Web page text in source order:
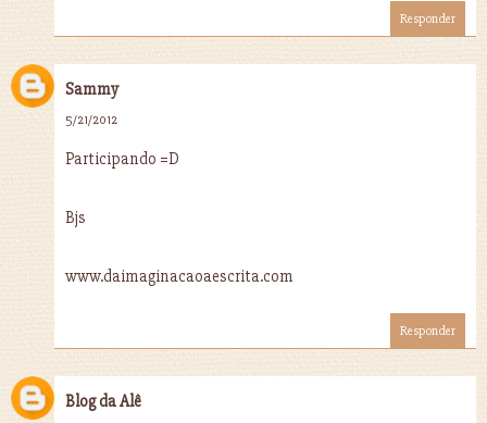
Responder
Sammy
5/21/2012
Participando =D
Bjs
www.daimaginacaoaescrita.com
Responder
Blog da Alê